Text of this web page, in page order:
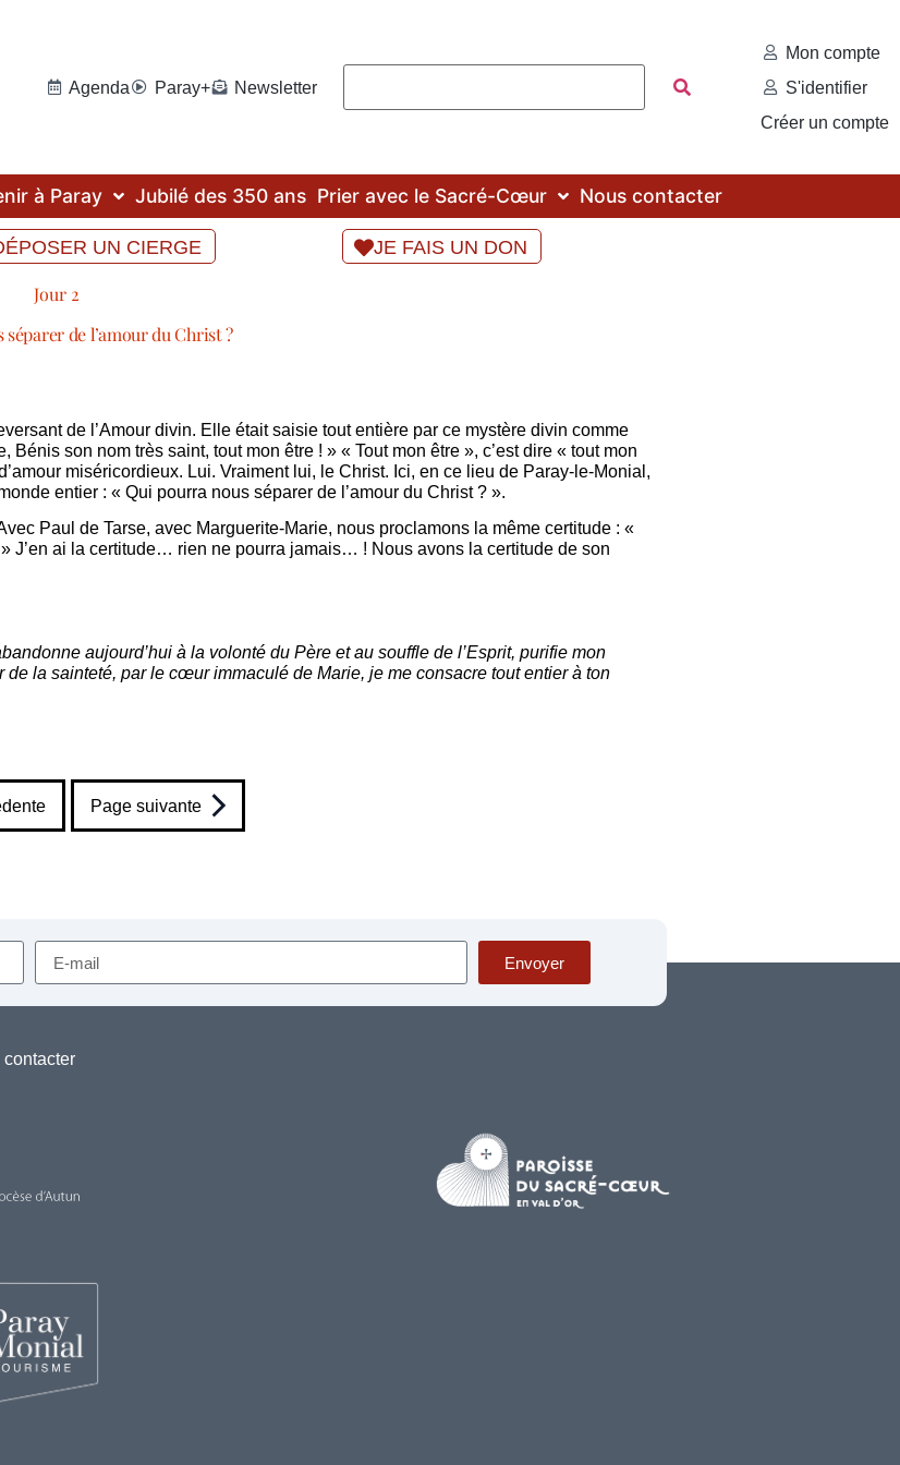
Agenda Paray+ Newsletter
Mon compte
S'identifier
Créer un compte
à Paray Jubilé des 350 ans Prier avec le Sacré-Cœur Nous contacter
UN CIERGE JE FAIS UN DON
Jour 2
de l’amour du Christ ?
de l’Amour divin. Elle était saisie tout entière par ce mystère divin comme
son nom très saint, tout mon être ! » « Tout mon être », c’est dire « tout mon
miséricordieux. Lui. Vraiment lui, le Christ. Ici, en ce lieu de Paray-le-Monial,
entier : « Qui pourra nous séparer de l’amour du Christ ? ».
Paul de Tarse, avec Marguerite-Marie, nous proclamons la même certitude : «
J’en ai la certitude… rien ne pourra jamais… ! Nous avons la certitude de son
aujourd’hui à la volonté du Père et au souffle de l’Esprit, purifie mon
la sainteté, par le cœur immaculé de Marie, je me consacre tout entier à ton
Page suivante
Envoyer
contacter